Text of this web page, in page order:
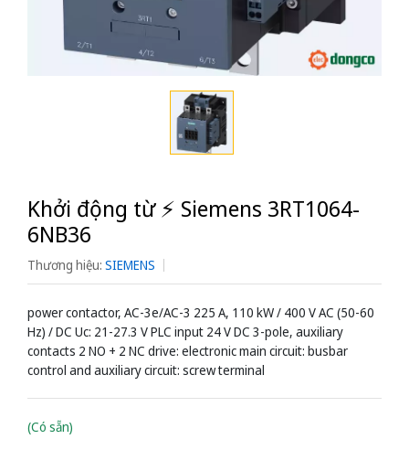
Khởi động từ ⚡️ Siemens 3RT1064-
6NB36
Thương hiệu: SIEMENS
power contactor, AC-3e/AC-3 225 A, 110 kW / 400 V AC (50-60
Hz) / DC Uc: 21-27.3 V PLC input 24 V DC 3-pole, auxiliary
contacts 2 NO + 2 NC drive: electronic main circuit: busbar
control and auxiliary circuit: screw terminal
(Có sẵn)